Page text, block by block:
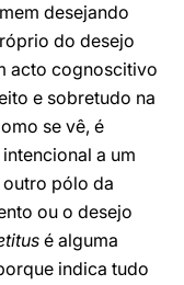
desejando
do desejo
acto cognoscitivo
e sobretudo na
se vê, é
a um
pólo da
ou o desejo
é alguma
indica tudo